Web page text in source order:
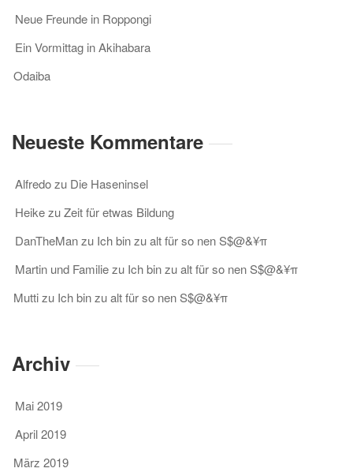
Neue Freunde in Roppongi
Ein Vormittag in Akihabara
Odaiba
Neueste Kommentare
Alfredozu Die Haseninsel
HeikezuZeit für etwas Bildung
DanTheManzu Ich bin zu alt für so nen S$@&¥π
Martin und Familiezu Ich bin zu alt für so nen S$@&¥π
Muttizu Ich bin zu alt für so nen S$@&¥π
Archiv
Mai 2019
April 2019
März 2019